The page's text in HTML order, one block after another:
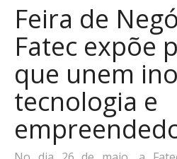
Feira de
Fatec expõe
que unem
tecnologia e